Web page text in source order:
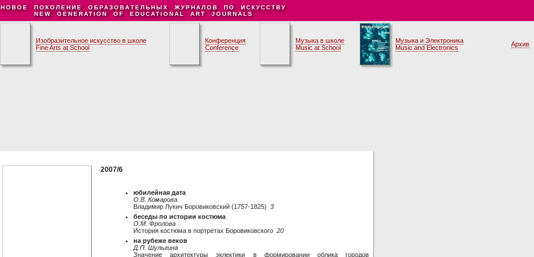
НОВОЕ ПОКОЛЕНИЕ ОБРАЗОВАТЕЛЬНЫХ ЖУРНАЛОВ ПО ИСКУССТВУ
NEW GENERATION OF EDUCATIONAL ART JOURNALS
Изобразительное искусство в школе
Fine Arts at School
Конференция
Conference
Музыка в школе
Music at School
Музыка и Электроника
Music and Electronics
Архив
2007/6
юбилейная дата
О.В. Комарова
Владимир Лукич Боровиковский (1757-1825) 3
беседы по истории костюма
О.М. Фролова
История костюма в портретах Боровиковского 20
на рубеже веков
Д.П. Шульгина
Значение архитектуры эклектики в формировании облика городов